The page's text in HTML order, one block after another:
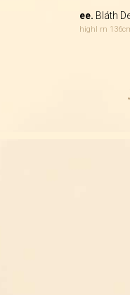
ee. Bláth
highl rn